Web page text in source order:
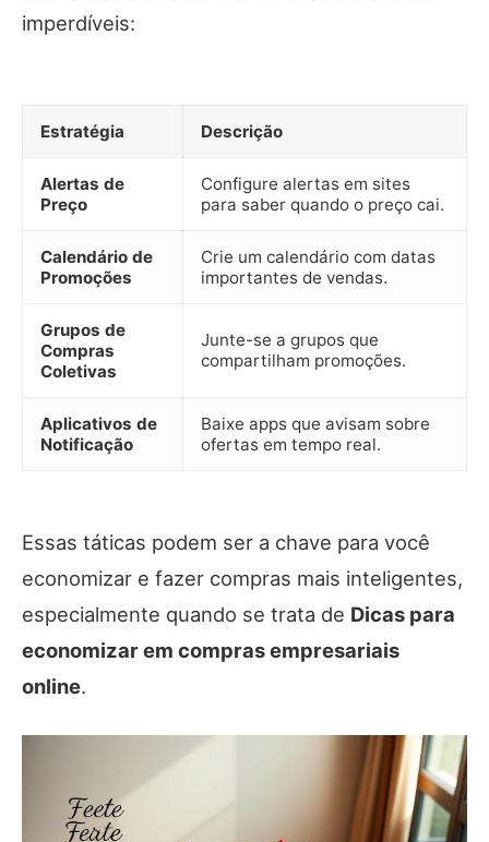
imperdíveis:
Estratégia Descrição
Alertas de
Preço
Configure alertas em sites
para saber quando o preço cai.
Calendário de
Promoções
Crie um calendário com datas
importantes de vendas.
Grupos de
Compras
Coletivas
Junte-se a grupos que
compartilham promoções.
Aplicativos de
Notificação
Baixe apps que avisam sobre
ofertas em tempo real.
Essas táticas podem ser a chave para você
economizar e fazer compras mais inteligentes,
especialmente quando se trata de Dicas para
economizar em compras empresariais
online.